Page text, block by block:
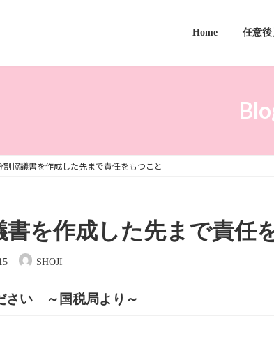
Home 任意後
割協議書を作成した先まで責任をもつこと
書を作成した先まで責任
SHOJI
さい ～国税局より～